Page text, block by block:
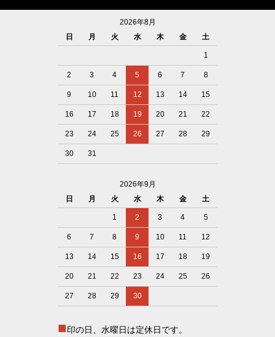
2026年8月
日
月 火 水 木 金 土
1
2 3 4 5 6 7 8
9 10 11 12 13 14 15
16 17 18 19 20 21 22
23 24 25 26 27 28 29
30 31
2026年9月
日
月 火 水 木 金 土
1 2 3 4 5
6 7 8 9 10 11 12
13 14 15 16 17 18 19
20 21 22 23 24 25 26
27 28 29 30
■印の日、水曜日は定休日です。